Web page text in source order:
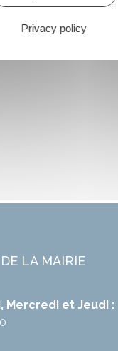
LA MAIRIE
Mercredi et Jeudi :
Privacy policy